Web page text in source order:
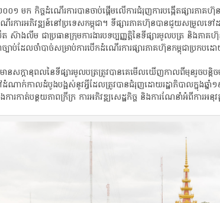
២០០១​ មក​ កិច្ច​ដំណើរការ​បាន​ចាប់ផ្តើម​លើ​ការ​ជំរុញ​ការ​បង្កើត​ផ្សារភ
ណើរការ​អភិវឌ្ឍន៍​នៅ​ប្រទេស​កម្ពុជា​។​ ទីផ្សារ​ភាគហ៊ុន​បាន​ជួយ​សម្
ង​លី​ម​ ជា​ប្រធាន​ក្រុមការងារ​បទ​ប្បញ្ញត្តិ​នៃ​ទីផ្សារ​មូល​ប​ត្រ​ និង​ភាគហ៊ុន​
ច្បាប់​ដែល​ចាំបាច់​សម្រាប់​ការ​បើក​ដំណើរការ​ផ្សារភាគហ៊ុន​កម្ពុជា​ប្រក
សក្តានុពល​នៃ​ទីផ្សារ​មូល​ប​ត្រ​ត្រូវ​បាន​គេ​មើលឃើញ​កាលពីមុន​រួច​
ណាក់កាល​ដំបូង​បង្អស់​នូវ​អ្វី​ដែល​ត្រូវ​បាន​ជំរុញ​ដោយ​រដ្ឋាភិបាល​ក្នុង​ឆ្នាំ​
ការ​កាត់​បន្ថយ​ភាព​ក្រីក្រ​ ការ​អភិវឌ្ឍ​សេដ្ឋកិច្ច​ និង​ការ​ណែនាំ​អំពី​ការ​អ